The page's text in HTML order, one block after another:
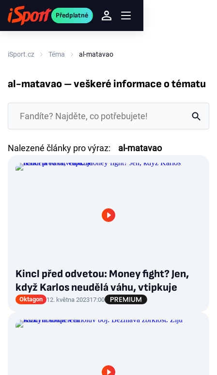
Předplatné
iSport.cz Téma al-matavao
al-matavao – veškeré informace o tématu
Nalezené články pro výraz: al-matavao
Kincl před odvetou: Money fight? Jen,
když Karlos neudělá váhu, vtipkuje
Oktagon 12. května 202317:00